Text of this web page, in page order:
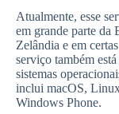
Atualmente, esse
em grande parte da
Zelândia e em
serviço também
sistemas
inclui macOS,
Windows Phone.